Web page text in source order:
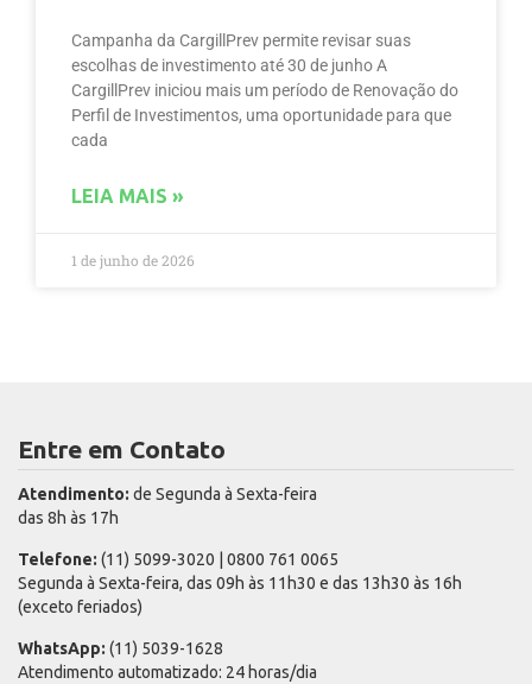
Campanha da CargillPrev permite revisar suas
escolhas de investimento até 30 de junho A
CargillPrev iniciou mais um período de Renovação do
Perfil de Investimentos, uma oportunidade para que
cada
LEIA MAIS »
1 de junho de 2026
Entre em Contato
Atendimento: de Segunda à Sexta-feira
das 8h às 17h
Telefone: (11) 5099-3020 | 0800 761 0065
Segunda à Sexta-feira, das 09h às 11h30 e das 13h30 às 16h
(exceto feriados)
WhatsApp: (11) 5039-1628
Atendimento automatizado: 24 horas/dia